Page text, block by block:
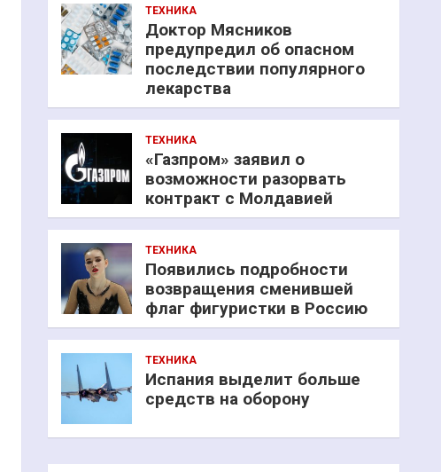
ТЕХНИКА
Доктор Мясников
предупредил об опасном
последствии популярного
лекарства
ТЕХНИКА
«Газпром» заявил о
возможности разорвать
контракт с Молдавией
ТЕХНИКА
Появились подробности
возвращения сменившей
флаг фигуристки в Россию
ТЕХНИКА
Испания выделит больше
средств на оборону